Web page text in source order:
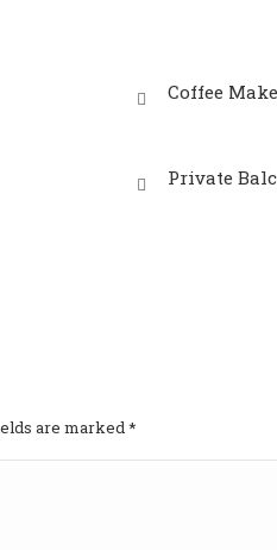
Coffee
Private
are marked*